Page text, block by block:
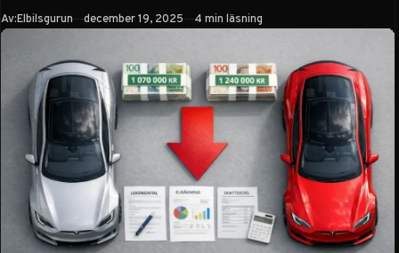
steg för att optimera
innehåll för ChatGPT
och Google Gemini,
och undvik misstag
inför 2026. Bli
synlig i AI-drivna
sökningar.
Av:Elbilsgurun Publicerad
december 19, 2025 4 min läsning